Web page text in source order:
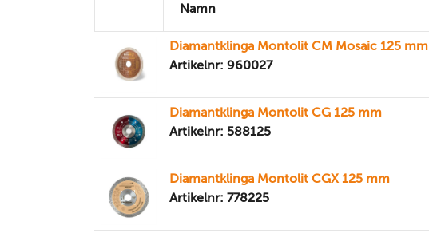
Namn
Diamantklinga Montolit CM Mosaic 125 mm
Artikelnr: 960027
Diamantklinga Montolit CG 125 mm
Artikelnr: 588125
Diamantklinga Montolit CGX 125 mm
Artikelnr: 778225